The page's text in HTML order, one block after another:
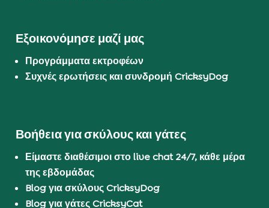
Εξοικονόμησε μαζί μας
Προγράμματα εκτροφέων
Συχνές ερωτήσεις και συνδρομή CricksyDog
Βοήθεια για σκύλους και γάτες
Είμαστε διαθέσιμοι στο live chat 24/7, κάθε μέρα
της εβδομάδας
Blog για σκύλους CricksyDog
Blog για γάτες CricksyCat